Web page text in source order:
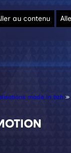
au contenu
made in bzh »